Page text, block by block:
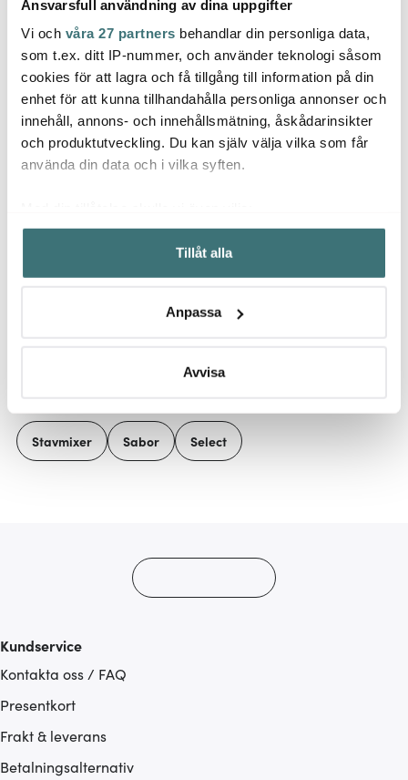
Ansvarsfull användning av dina uppgifter
Vi och våra 27 partners behandlar din personliga data,
som t.ex. ditt IP-nummer, och använder teknologi såsom
cookies för att lagra och få tillgång till information på din
enhet för att kunna tillhandahålla personliga annonser och
innehåll, annons- och innehållsmätning, åskådarinsikter
och produktutveckling. Du kan själv välja vilka som får
använda din data och i vilka syften.
Samla in information om din geografiska plats som
kan ha en noggrannhet på upp till flera meter
Identifiera din enhet genom att aktivt skanna den för
Ta reda på mer om hur dina personliga uppgifter
Du kan ändra eller dra tillbaka ditt samtycke när som
Vi använder cookies för att innehållet och annonserna
ska anpassas efter det som vi tror att du tycker om. Det
Tillåt alla
Anpassa
Avvisa
Jonas
Potatisskalare Jonas 21
cm
49 kr
I lager
Modern House
Basis Sil 20 cm Stål
199 kr
I lager
Låt dig inspireras av våra kunder
Stavmixer Sabor Select
Kundservice
Kontakta oss / FAQ
Presentkort
Frakt & leverans
Betalningsalternativ